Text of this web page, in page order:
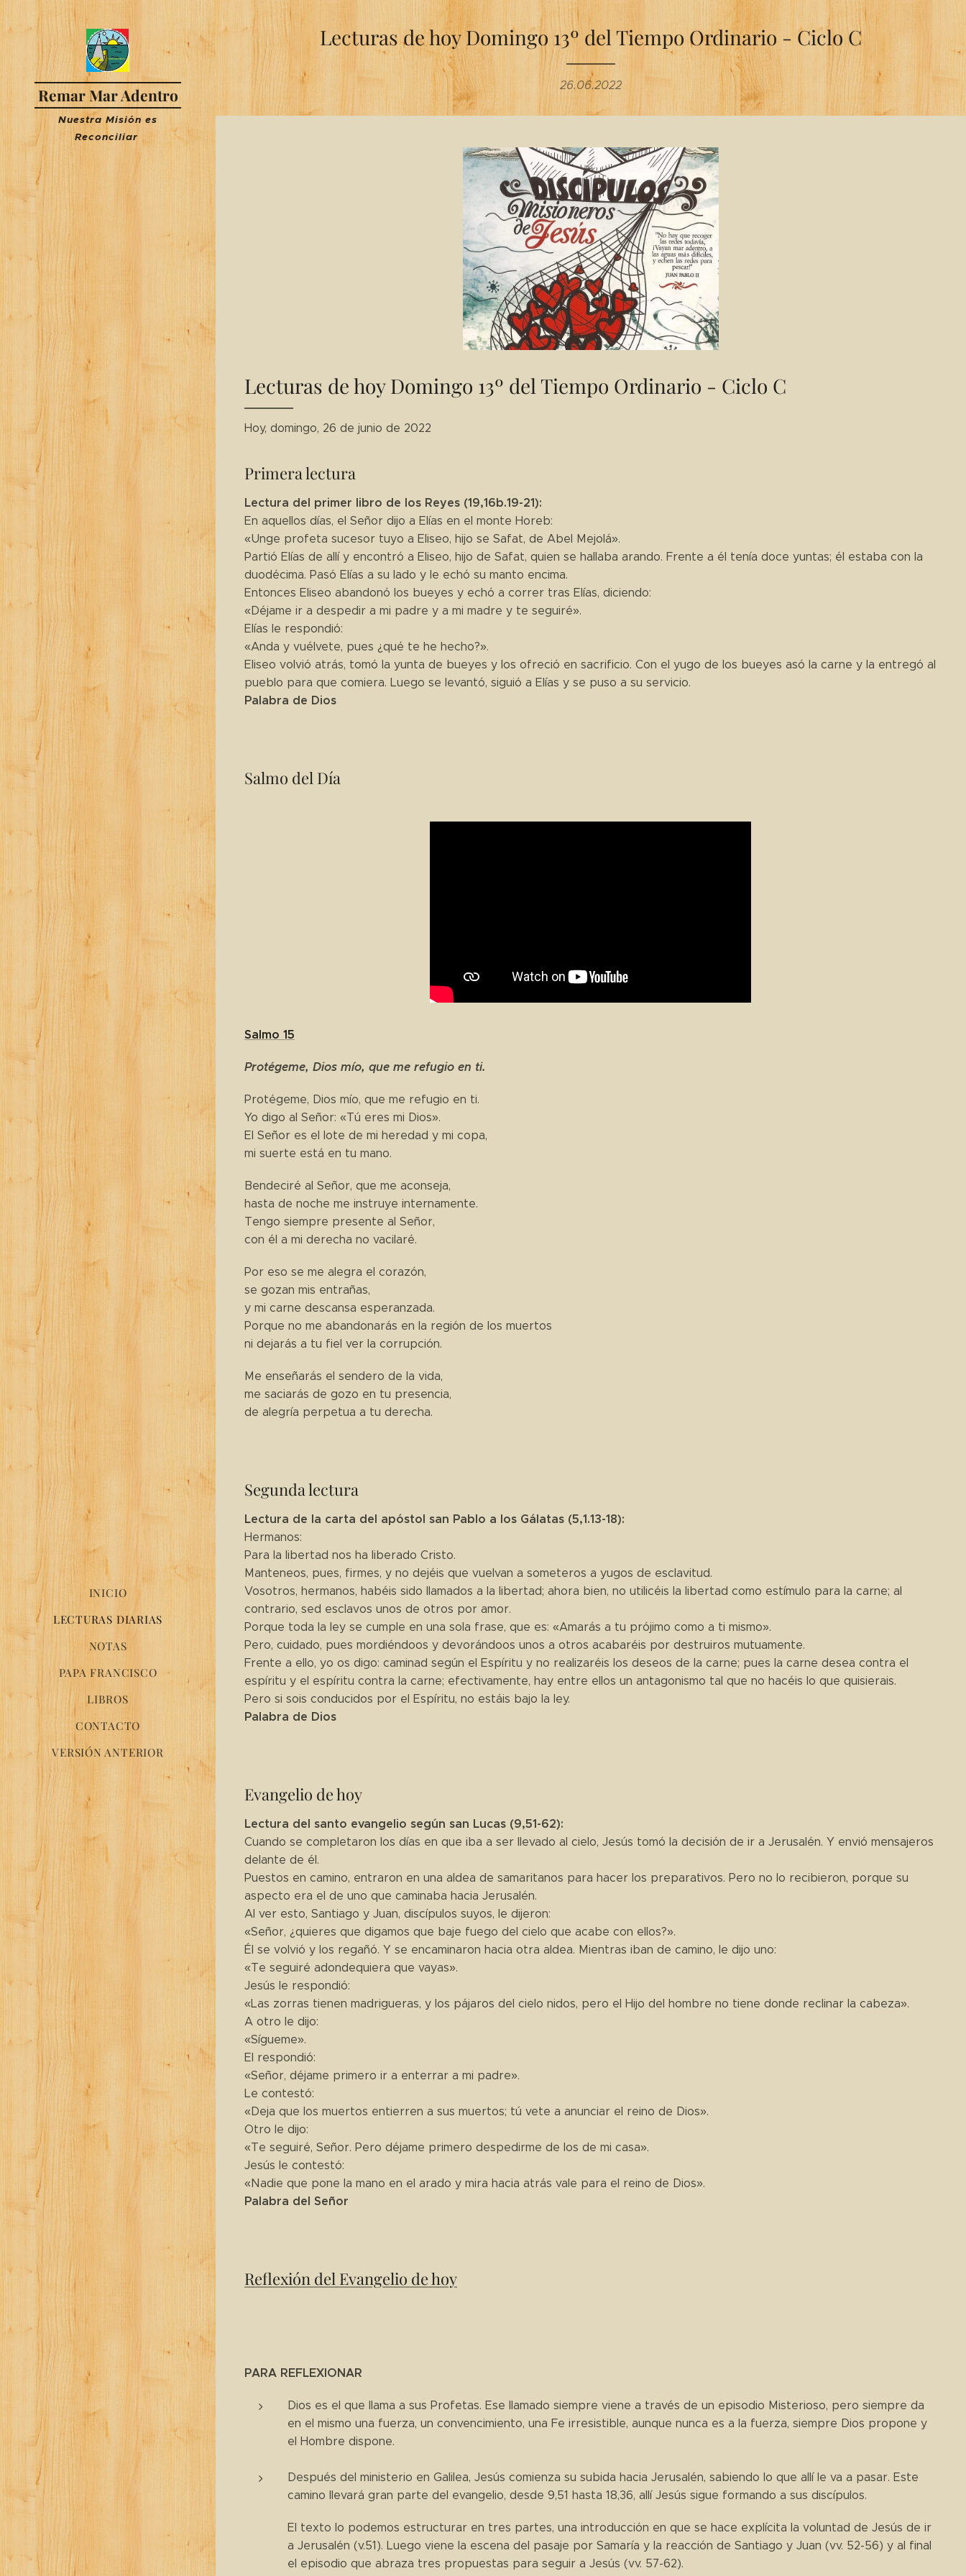
Remar Mar Adentro
Nuestra Misión es
Reconciliar
INICIO
LECTURAS DIARIAS
NOTAS
PAPA FRANCISCO
LIBROS
CONTACTO
VERSIÓN ANTERIOR
Lecturas de hoy Domingo 13º del Tiempo Ordinario - Ciclo C
26.06.2022
Lecturas de hoy Domingo 13º del Tiempo Ordinario - Ciclo C
Hoy, domingo, 26 de junio de 2022
Primera lectura
Lectura del primer libro de los Reyes (19,16b.19-21):
En aquellos días, el Señor dijo a Elías en el monte Horeb:
«Unge profeta sucesor tuyo a Eliseo, hijo se Safat, de Abel Mejolá».
Partió Elías de allí y encontró a Eliseo, hijo de Safat, quien se hallaba arando. Frente a él tenía doce yuntas; él estaba con la
duodécima. Pasó Elías a su lado y le echó su manto encima.
Entonces Eliseo abandonó los bueyes y echó a correr tras Elías, diciendo:
«Déjame ir a despedir a mi padre y a mi madre y te seguiré».
Elías le respondió:
«Anda y vuélvete, pues ¿qué te he hecho?».
Eliseo volvió atrás, tomó la yunta de bueyes y los ofreció en sacrificio. Con el yugo de los bueyes asó la carne y la entregó al
pueblo para que comiera. Luego se levantó, siguió a Elías y se puso a su servicio.
Palabra de Dios
Salmo del Día
Salmo 15
Protégeme, Dios mío, que me refugio en ti.
Protégeme, Dios mío, que me refugio en ti.
Yo digo al Señor: «Tú eres mi Dios».
El Señor es el lote de mi heredad y mi copa,
mi suerte está en tu mano.
Bendeciré al Señor, que me aconseja,
hasta de noche me instruye internamente.
Tengo siempre presente al Señor,
con él a mi derecha no vacilaré.
Por eso se me alegra el corazón,
se gozan mis entrañas,
y mi carne descansa esperanzada.
Porque no me abandonarás en la región de los muertos
ni dejarás a tu fiel ver la corrupción.
Me enseñarás el sendero de la vida,
me saciarás de gozo en tu presencia,
de alegría perpetua a tu derecha.
Segunda lectura
Lectura de la carta del apóstol san Pablo a los Gálatas (5,1.13-18):
Hermanos:
Para la libertad nos ha liberado Cristo.
Manteneos, pues, firmes, y no dejéis que vuelvan a someteros a yugos de esclavitud.
Vosotros, hermanos, habéis sido llamados a la libertad; ahora bien, no utilicéis la libertad como estímulo para la carne; al
contrario, sed esclavos unos de otros por amor.
Porque toda la ley se cumple en una sola frase, que es: «Amarás a tu prójimo como a ti mismo».
Pero, cuidado, pues mordiéndoos y devorándoos unos a otros acabaréis por destruiros mutuamente.
Frente a ello, yo os digo: caminad según el Espíritu y no realizaréis los deseos de la carne; pues la carne desea contra el
espíritu y el espíritu contra la carne; efectivamente, hay entre ellos un antagonismo tal que no hacéis lo que quisierais.
Pero si sois conducidos por el Espíritu, no estáis bajo la ley.
Palabra de Dios
Evangelio de hoy
Lectura del santo evangelio según san Lucas (9,51-62):
Cuando se completaron los días en que iba a ser llevado al cielo, Jesús tomó la decisión de ir a Jerusalén. Y envió mensajeros
delante de él.
Puestos en camino, entraron en una aldea de samaritanos para hacer los preparativos. Pero no lo recibieron, porque su
aspecto era el de uno que caminaba hacia Jerusalén.
Al ver esto, Santiago y Juan, discípulos suyos, le dijeron:
«Señor, ¿quieres que digamos que baje fuego del cielo que acabe con ellos?».
Él se volvió y los regañó. Y se encaminaron hacia otra aldea. Mientras iban de camino, le dijo uno:
«Te seguiré adondequiera que vayas».
Jesús le respondió:
«Las zorras tienen madrigueras, y los pájaros del cielo nidos, pero el Hijo del hombre no tiene donde reclinar la cabeza».
A otro le dijo:
«Sígueme».
El respondió:
«Señor, déjame primero ir a enterrar a mi padre».
Le contestó:
«Deja que los muertos entierren a sus muertos; tú vete a anunciar el reino de Dios».
Otro le dijo:
«Te seguiré, Señor. Pero déjame primero despedirme de los de mi casa».
Jesús le contestó:
«Nadie que pone la mano en el arado y mira hacia atrás vale para el reino de Dios».
Palabra del Señor
Reflexión del Evangelio de hoy
PARA REFLEXIONAR
Dios es el que llama a sus Profetas. Ese llamado siempre viene a través de un episodio Misterioso, pero siempre da
en el mismo una fuerza, un convencimiento, una Fe irresistible, aunque nunca es a la fuerza, siempre Dios propone y
el Hombre dispone.
Después del ministerio en Galilea, Jesús comienza su subida hacia Jerusalén, sabiendo lo que allí le va a pasar. Este
camino llevará gran parte del evangelio, desde 9,51 hasta 18,36, allí Jesús sigue formando a sus discípulos.
El texto lo podemos estructurar en tres partes, una introducción en que se hace explícita la voluntad de Jesús de ir
a Jerusalén (v.51). Luego viene la escena del pasaje por Samaría y la reacción de Santiago y Juan (vv. 52-56) y al final
el episodio que abraza tres propuestas para seguir a Jesús (vv. 57-62).